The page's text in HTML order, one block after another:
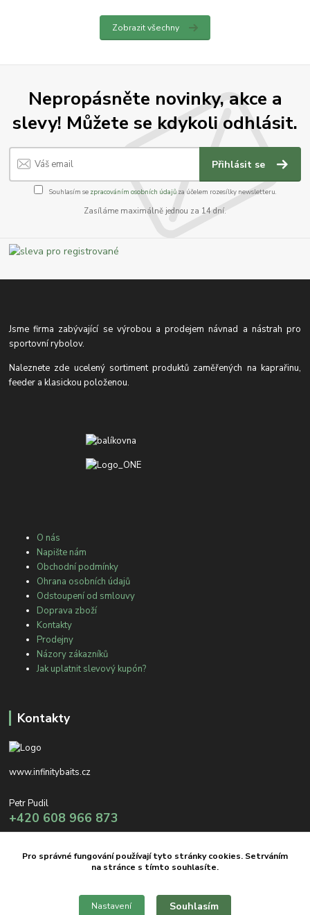
Zobrazit všechny
Nepropásněte novinky, akce a
slevy! Můžete se kdykoli odhlásit.
Přihlásit se
Souhlasím se zpracováním osobních údajůza účelem rozesílky newsletteru.
Zasíláme maximálně jednou za 14 dní.
Jsme firma zabývající se výrobou a prodejem návnad a nástrah pro
sportovní rybolov.
Naleznete zde ucelený sortiment produktů zaměřených na kaprařinu,
feeder a klasickou položenou.
O nás
Napište nám
Obchodní podmínky
Ohrana osobních údajů
Odstoupení od smlouvy
Doprava zboží
Kontakty
Prodejny
Názory zákazníků
Jak uplatnit slevový kupón?
Kontakty
www.infinitybaits.cz
Petr Pudil
+420 608 966 873
Pro správné fungování používají tyto stránky cookies. Setrváním
na stránce s tímto souhlasíte.
Nastavení Souhlasím